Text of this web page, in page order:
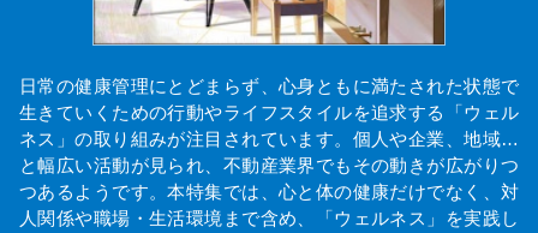
日常の健康管理にとどまらず、心身ともに満たされた状態で
生きていくための行動やライフスタイルを追求する「ウェル
ネス」の取り組みが注目されています。個人や企業、地域…
と幅広い活動が見られ、不動産業界でもその動きが広がりつ
つあるようです。本特集では、心と体の健康だけでなく、対
人関係や職場・生活環境まで含め、「ウェルネス」を実践し